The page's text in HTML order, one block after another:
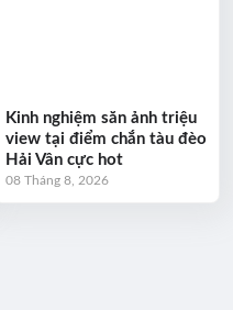
Kinh nghiệm săn ảnh triệu
view tại điểm chắn tàu đèo
Hải Vân cực hot
08 Tháng 8, 2026